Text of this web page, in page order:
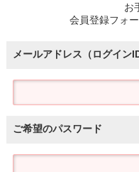
お
会員登録フォ
メールアドレス（ログインID
ご希望のパスワード